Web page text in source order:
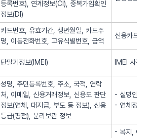
등록번호), 연계정보(CI), 중복가입확인
정보(DI)
카드번호, 유효기간, 생년월일, 카드주
명, 이동전화번호, 고유식별번호, 금액
신용카드
단말기정보(IMEI) IMEI 사전
성명, 주민등록번호, 주소, 국적, 연락
처, 이메일, 신용거래정보, 신용도 판단
정보(연체, 대지급, 부도 등 정보), 신용
등급(평점), 분리보관 정보
- 실명인증
- 연체정보
- 복지, 이